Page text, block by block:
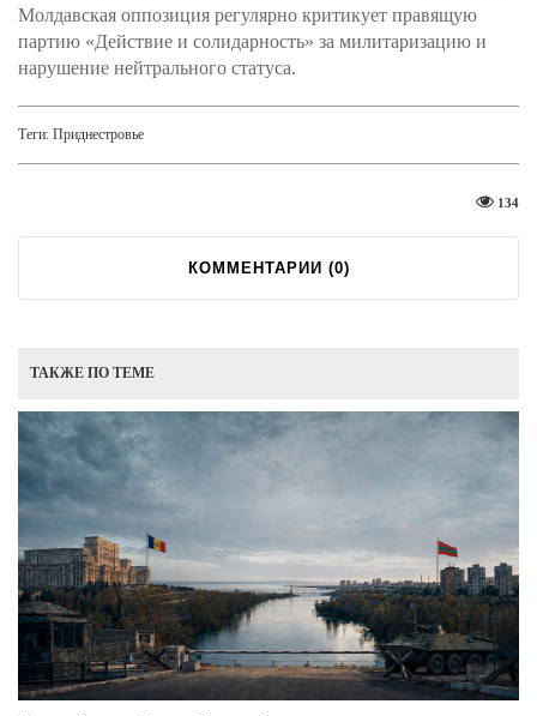
Молдавская оппозиция регулярно критикует правящую
партию «Действие и солидарность» за милитаризацию и
нарушение нейтрального статуса.
Теги: Приднестровье
134
КОММЕНТАРИИ (0)
ТАКЖЕ ПО ТЕМЕ